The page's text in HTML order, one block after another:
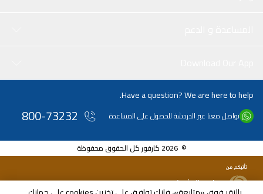
Have a question? We are here to help.
تواصل معنا عبر الدردشة للحصول على المساعدة 800-73232
© 2026 كارفور كل الحقوق محفوظة